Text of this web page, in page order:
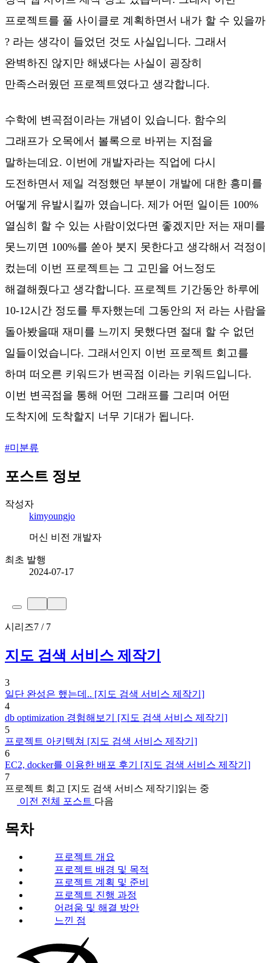
프로젝트를 풀 사이클로 계획하면서 내가 할 수 있을까
? 라는 생각이 들었던 것도 사실입니다. 그래서
완벽하진 않지만 해냈다는 사실이 굉장히
만족스러웠던 프로젝트였다고 생각합니다.
수학에 변곡점이라는 개념이 있습니다. 함수의
그래프가 오목에서 볼록으로 바뀌는 지점을
말하는데요. 이번에 개발자라는 직업에 다시
도전하면서 제일 걱정했던 부분이 개발에 대한 흥미를
어떻게 유발시킬까 였습니다. 제가 어떤 일이든 100%
열심히 할 수 있는 사람이었다면 좋겠지만 저는 재미를
못느끼면 100%를 쏟아 붓지 못한다고 생각해서 걱정이
컸는데 이번 프로젝트는 그 고민을 어느정도
해결해줬다고 생각합니다. 프로젝트 기간동안 하루에
10-12시간 정도를 투자했는데 그동안의 저 라는 사람을
돌아봤을때 재미를 느끼지 못했다면 절대 할 수 없던
일들이었습니다. 그래서인지 이번 프로젝트 회고를
하며 떠오른 키워드가 변곡점 이라는 키워드입니다.
이번 변곡점을 통해 어떤 그래프를 그리며 어떤
도착지에 도착할지 너무 기대가 됩니다.
#미분류
포스트 정보
작성자
kimyoungjo
머신 비전 개발자
최초 발행
2024-07-17
시리즈7 / 7
지도 검색 서비스 제작기
3
일단 완성은 했는데.. [지도 검색 서비스 제작기]
4
db optimization 경험해보기 [지도 검색 서비스 제작기]
5
프로젝트 아키텍쳐 [지도 검색 서비스 제작기]
6
EC2, docker를 이용한 배포 후기 [지도 검색 서비스 제작기]
7
프로젝트 회고 [지도 검색 서비스 제작기]읽는 중
이전 전체 포스트 다음
목차
프로젝트 개요
프로젝트 배경 및 목적
프로젝트 계획 및 준비
프로젝트 진행 과정
어려움 및 해결 방안
느낀 점